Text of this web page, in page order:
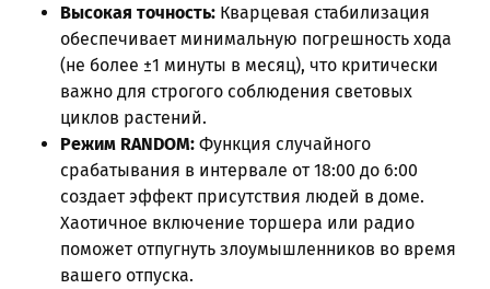
Высокая точность: Кварцевая стабилизация
обеспечивает минимальную погрешность хода
(не более ±1 минуты в месяц), что критически
важно для строгого соблюдения световых
циклов растений.
Режим RANDOM: Функция случайного
срабатывания в интервале от 18:00 до 6:00
создает эффект присутствия людей в доме.
Хаотичное включение торшера или радио
поможет отпугнуть злоумышленников во время
вашего отпуска.